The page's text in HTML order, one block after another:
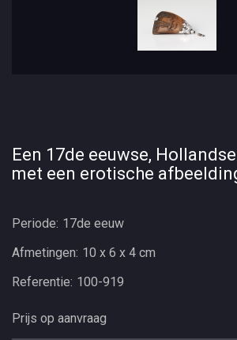
Een 17de eeuwse,
met een erotische
Periode: 17de eeuw
Afmetingen: 10 x 6 x 4 cm
Referentie: 100-919
Prijs op aanvraag